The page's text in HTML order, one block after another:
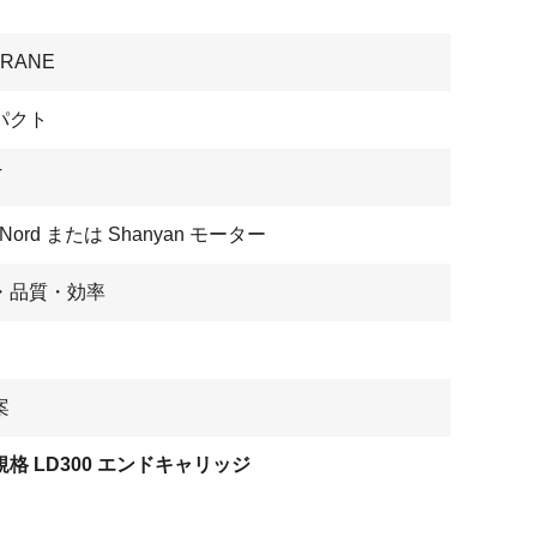
クト
または Shanyan モーター
品質・効率
格 LD300 エンドキャリッジ